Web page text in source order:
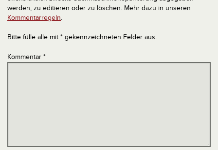
werden, zu editieren oder zu löschen. Mehr dazu in unseren
Kommentarregeln.
Bitte fülle alle mit * gekennzeichneten Felder aus.
Kommentar *